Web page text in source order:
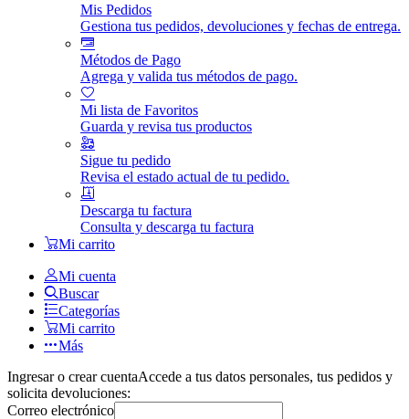
Mis Pedidos
Gestiona tus pedidos, devoluciones y fechas de entrega.
Métodos de Pago
Agrega y valida tus métodos de pago.
Mi lista de Favoritos
Guarda y revisa tus productos
Sigue tu pedido
Revisa el estado actual de tu pedido.
Descarga tu factura
Consulta y descarga tu factura
Mi carrito
Mi cuenta
Buscar
Categorías
Mi carrito
Más
Ingresar o crear cuentaAccede a tus datos personales, tus pedidos y
solicita devoluciones:
Correo electrónico